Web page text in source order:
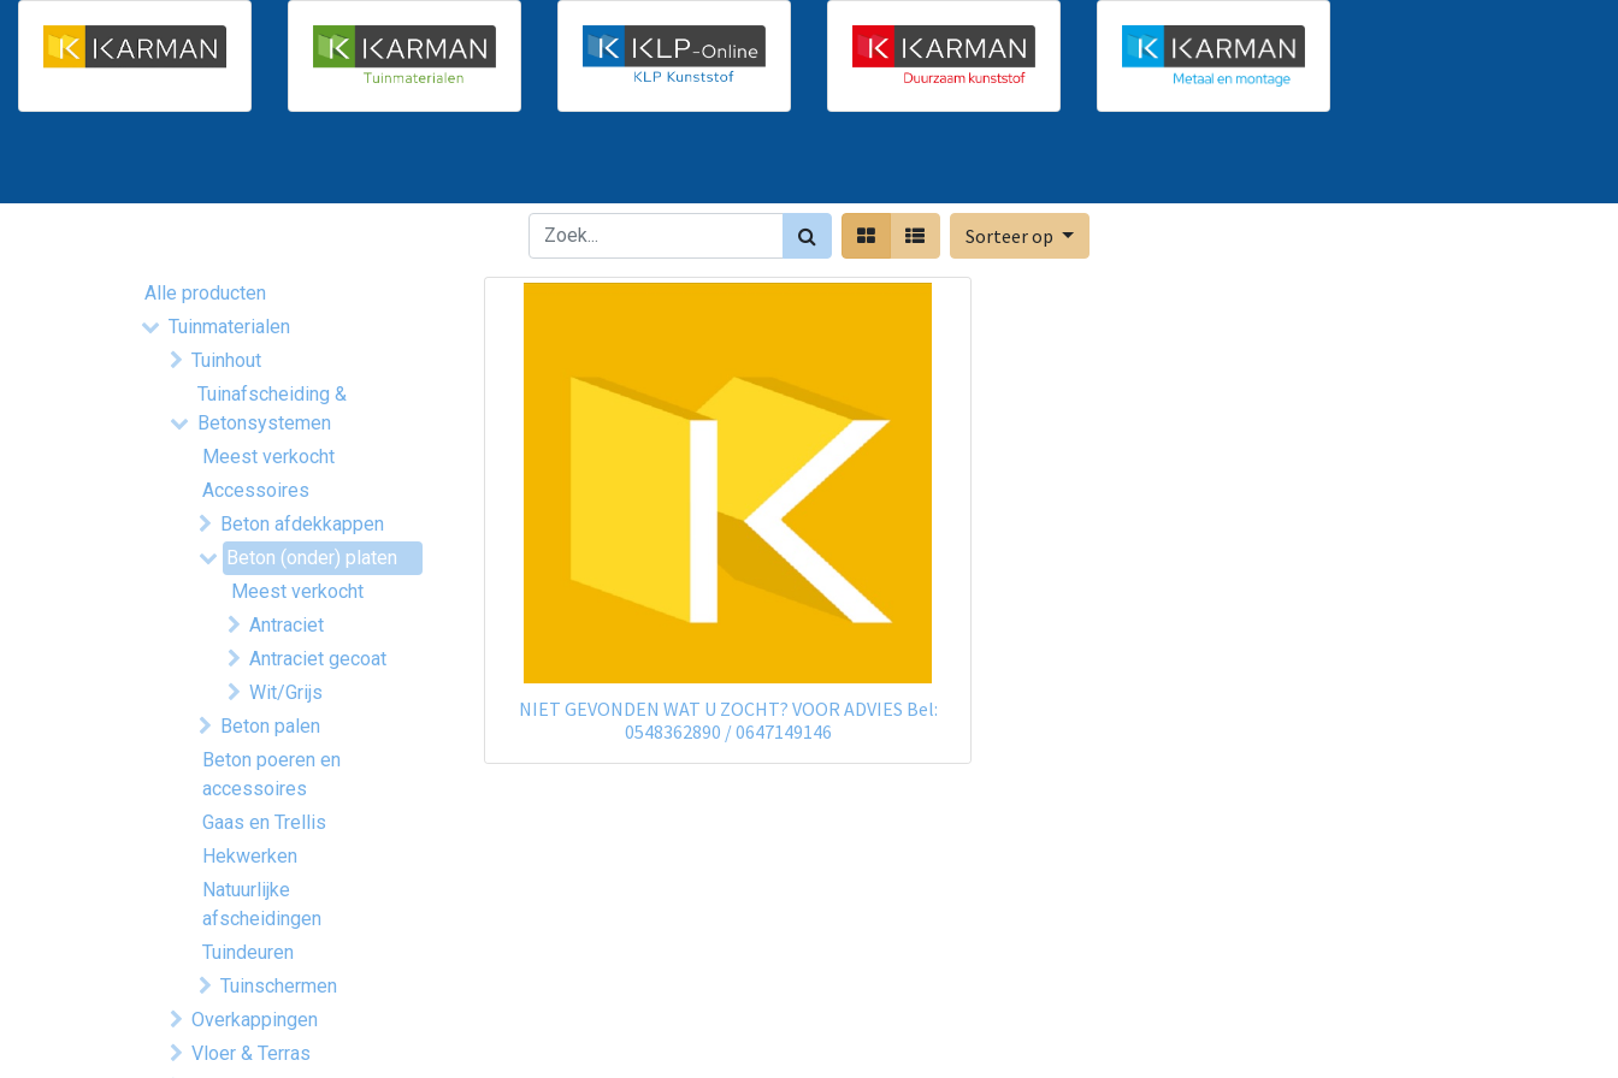
Sorteer op
Alle producten
Tuinmaterialen
Tuinhout
Tuinafscheiding &
Betonsystemen
Meest verkocht
Accessoires
Beton afdekkappen
Beton (onder) platen
Meest verkocht
Antraciet
Antraciet gecoat
Wit/Grijs
Beton palen
Beton poeren en
accessoires
Gaas en Trellis
Hekwerken
Natuurlijke
afscheidingen
Tuindeuren
Tuinschermen
Overkappingen
Vloer & Terras
NIET GEVONDEN WAT U ZOCHT? VOOR ADVIES Bel:
0548362890 / 0647149146